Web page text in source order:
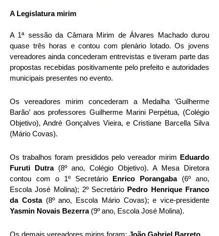
A Legislatura mirim
A 1ª sessão da Câmara Mirim de Álvares Machado durou
quase três horas e contou com plenário lotado. Os jovens
vereadores ainda concederam entrevistas e tiveram parte das
propostas recebidas positivamente pelo prefeito e autoridades
municipais presentes no evento.
Os vereadores mirim concederam a Medalha ‘Guilherme
Barão’ aos professores Guilherme Marini Perpétua, (Colégio
Objetivo), André Gonçalves Vieira, e Cristiane Barcella Silva
(Mário Covas).
Os trabalhos foram presididos pelo vereador mirim Eduardo
Furuti Dutra(8º ano, Colégio Objetivo). A Mesa Diretora
contou com o 1º Secretário Enrico Porangaba(6º ano,
Escola José Molina); 2º Secretário Pedro Henrique Franco
da Costa(8º ano, Escola Mário Covas); e vice-presidente
Yasmin Novais Bezerra(9º ano, Escola José Molina).
Os demais vereadores mirins foram: João Gabriel Barreto